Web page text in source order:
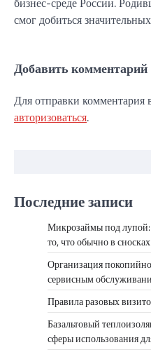
смог добиться
Добавить комментарий
Для отправки комментария
авторизоваться.
Последние записи
Микрозаймы под
то, что обычно в сносках
Организация
сервисным
Правила разовых
Базальтовый
сферы использования